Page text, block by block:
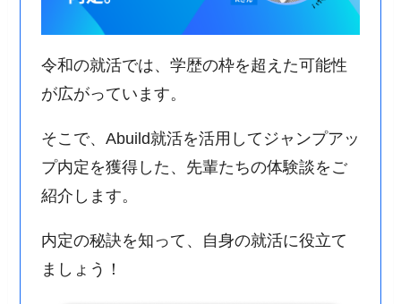
令和の就活では、学歴の枠を超えた可能性
が広がっています。
そこで、Abuild就活を活用してジャンプアッ
プ内定を獲得した、先輩たちの体験談をご
紹介します。
内定の秘訣を知って、自身の就活に役立て
ましょう！